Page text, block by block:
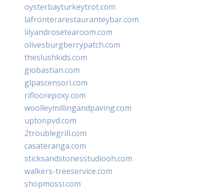
oysterbayturkeytrot.com
lafronterarestauranteybar.com
lilyandrosetearoom.com
olivesburgberrypatch.com
theslushkids.com
giobastian.com
glpascensori.com
rifloorepoxy.com
woolleymillingandpaving.com
uptonpvd.com
2troublegrill.com
casateranga.com
sticksandstonesstudiooh.com
walkers-treeservice.com
shopmossi.com